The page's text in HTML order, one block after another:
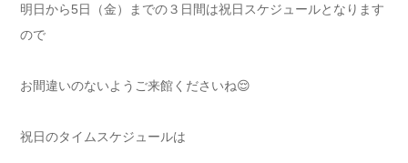
明日から5日（金）までの３日間は祝日スケジュールとなります
ので
お間違いのないようご来館くださいね😌
祝日のタイムスケジュールは